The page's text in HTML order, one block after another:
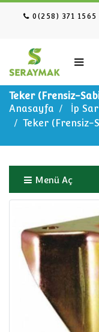
0(258) 371 1565
Teker (Frensiz-
Anasayfa
İp
Teker (Frensiz-
Menü Aç
Anasayfa
İp
Teker